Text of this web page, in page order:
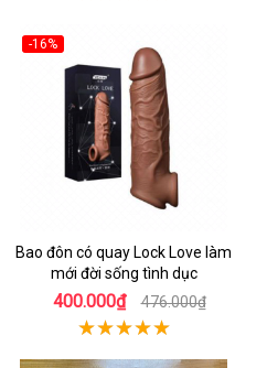
-16%
Bao đôn có quay Lock Love làm
mới đời sống tình dục
400.000₫ 476.000₫